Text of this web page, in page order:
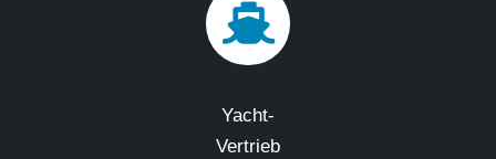
Yacht-
Vertrieb